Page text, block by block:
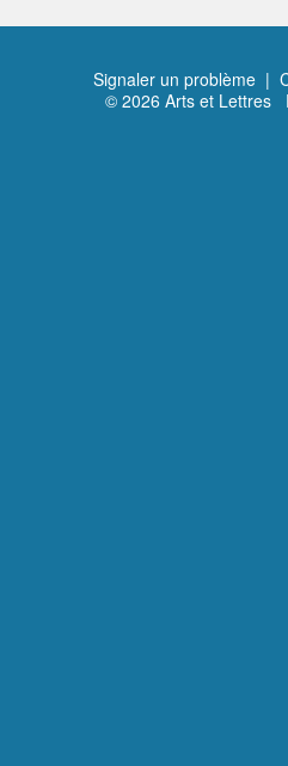
Signaler un problème |
© 2026 Arts et Lettres